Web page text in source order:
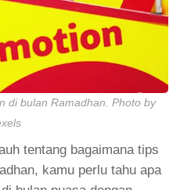
di bulan Ramadhan. Photo by
tentang bagaimana tips
kamu perlu tahu apa